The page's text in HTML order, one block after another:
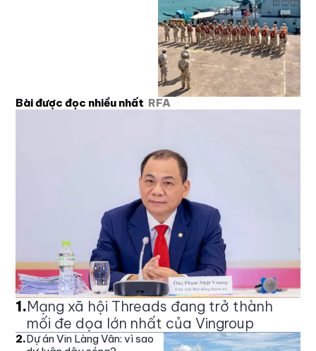
Bài được đọc nhiều nhất RFA
1.Mạng xã hội Threads đang trở thành
mối đe dọa lớn nhất của Vingroup
2.Dự án Vin Làng Vân: vì sao